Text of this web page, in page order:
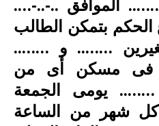
بتمكن الطالب
…….. و ……..
فى مسكن أى من
يومى الجمعة
كل شهر من الساعة